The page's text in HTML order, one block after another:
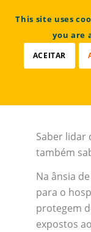
Bem vindo
Saber lidar
também
Na ânsia
para o
protegem
expostos
This site uses
you are
ACEITAR